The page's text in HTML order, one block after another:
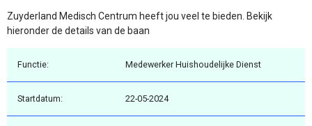
Zuyderland Medisch Centrum heeft jou veel te bieden. Bekijk
hieronder de details van de baan
Functie: Medewerker Huishoudelijke Dienst
Startdatum: 22-05-2024